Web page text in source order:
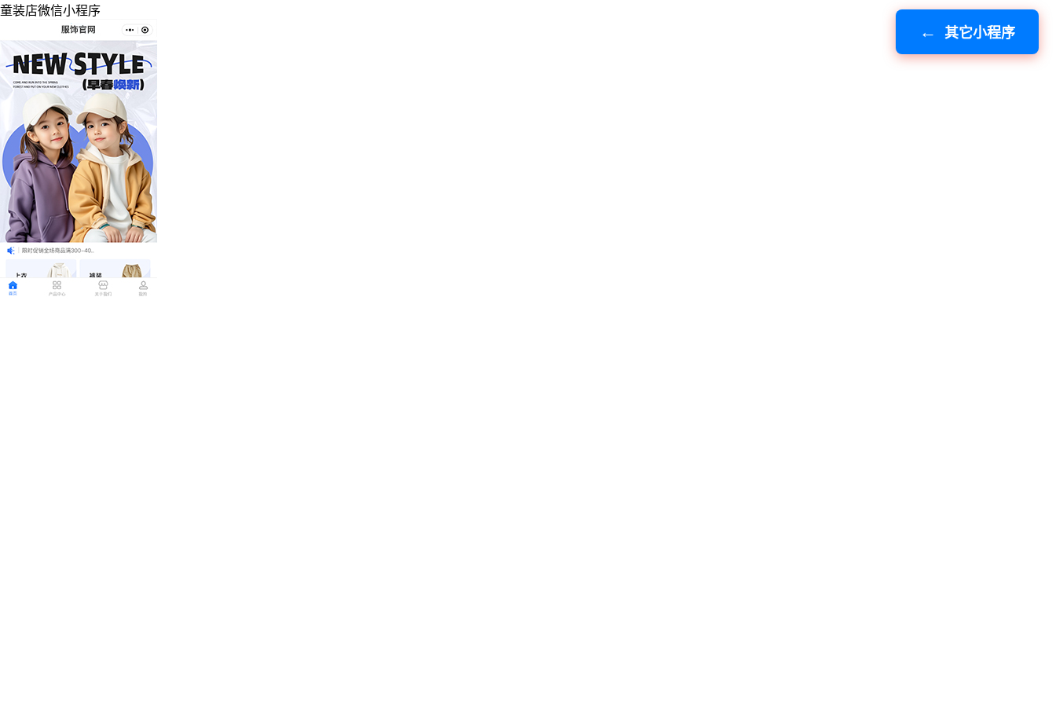
其它小程序
童装店微信小程序